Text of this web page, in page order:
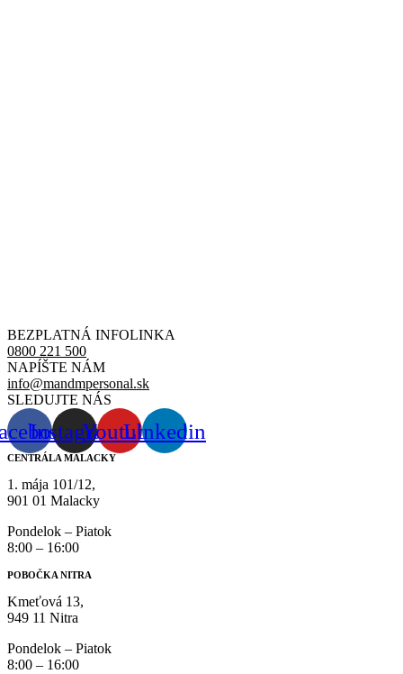
BEZPLATNÁ INFOLINKA
0800 221 500
NAPÍŠTE NÁM
info@mandmpersonal.sk
SLEDUJTE NÁS
InstagramYoutubeLinkedin
CENTRÁLA MALACKY
1. mája 101/12,
901 01 Malacky
Pondelok – Piatok
8:00 – 16:00
POBOČKA NITRA
Kmeťová 13,
949 11 Nitra
Pondelok – Piatok
8:00 – 16:00